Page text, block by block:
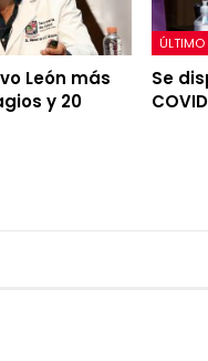
León más
y 20
Se